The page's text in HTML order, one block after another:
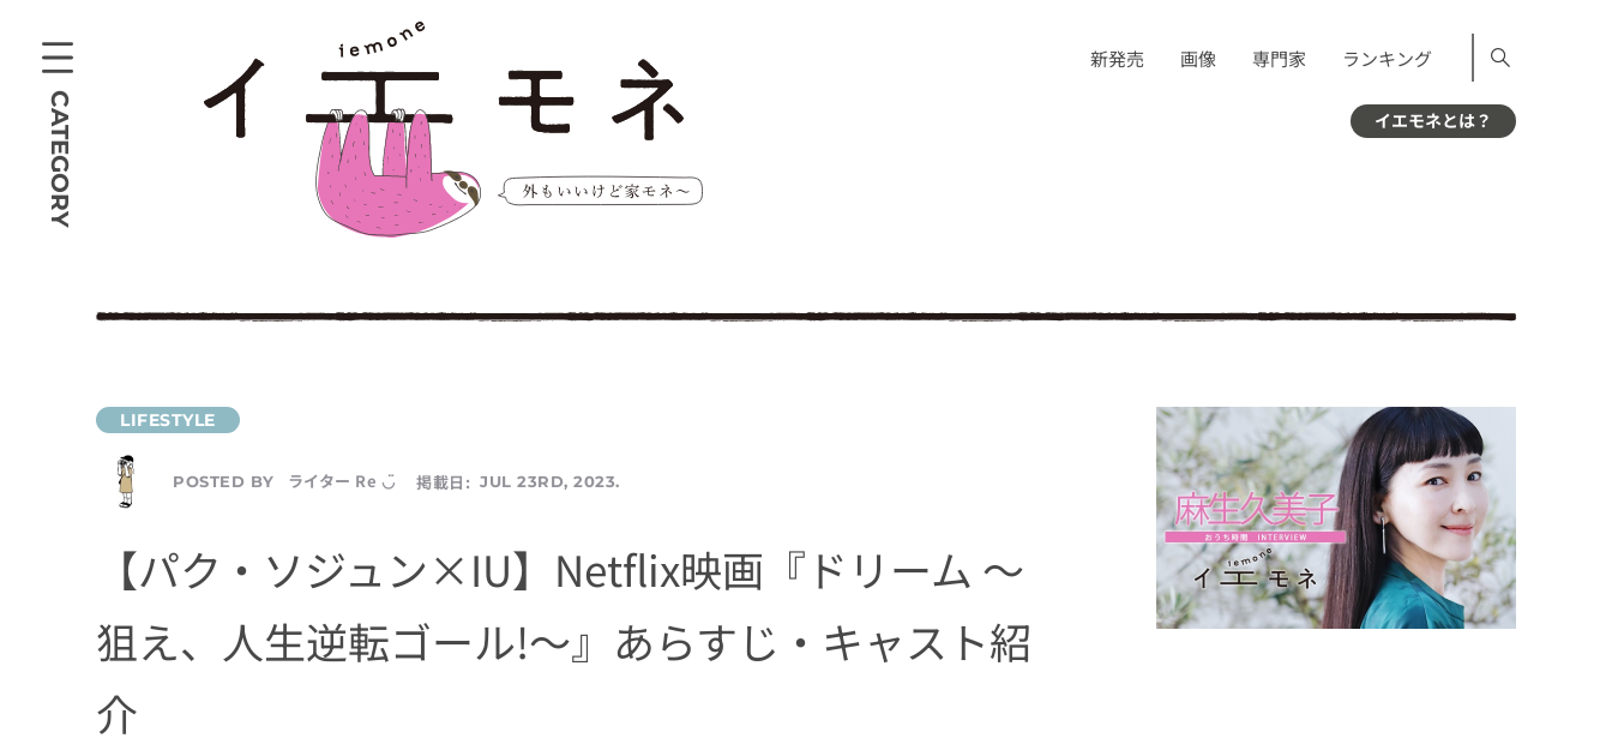
CATEGORY
新発売 画像 専門家 ランキング
イエモネとは？
POSTED BY ライター Re ◡̈ 掲載日: JUL 23RD, 2023.
【パク・ソジュン×IU】Netflix映画『ドリーム 〜
狙え、人生逆転ゴール!〜』あらすじ・キャスト紹
介